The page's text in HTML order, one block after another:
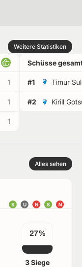
Weitere Statistiken
1
1
1
Schüsse
#1 Timur
#2 Kirill
Alles sehen
N
S
N
U
S
27%
3 Siege